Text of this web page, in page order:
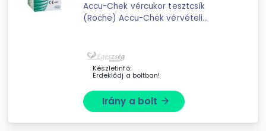
Accu-Chek vércukor tesztcsík
(Roche) Accu-Chek vérvételi
Készletinfó:
Érdeklődj a boltban!
Irány a bolt arrow_forward